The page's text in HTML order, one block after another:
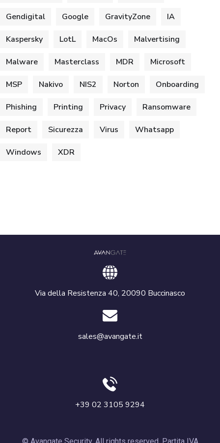
Gendigital Google GravityZone IA
Kaspersky LotL MacOs Malvertising
Malware Masterclass MDR Microsoft
MSP Nakivo NIS2 Norton Onboarding
Phishing Printing Privacy Ransomware
Report Sicurezza Virus Whatsapp
Windows XDR
Via della Resistenza 40, 20090 Buccinasco
sales@avangate.it
+39 02 3105 9294